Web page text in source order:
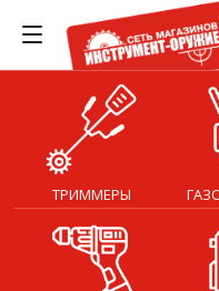
ТРИММЕРЫ